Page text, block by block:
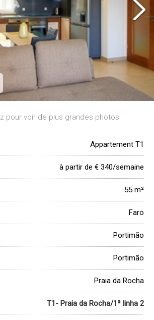
pour voir de plus grandes photos
Appartement T1
à partir de € 340/semaine
55 m²
Faro
Portimão
Portimão
Praia da Rocha
T1- Praia da Rocha/1ª linha 2